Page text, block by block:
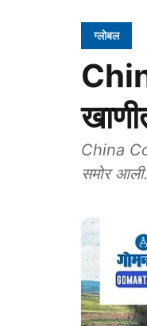
ग्लोबल
China
समोर आली.